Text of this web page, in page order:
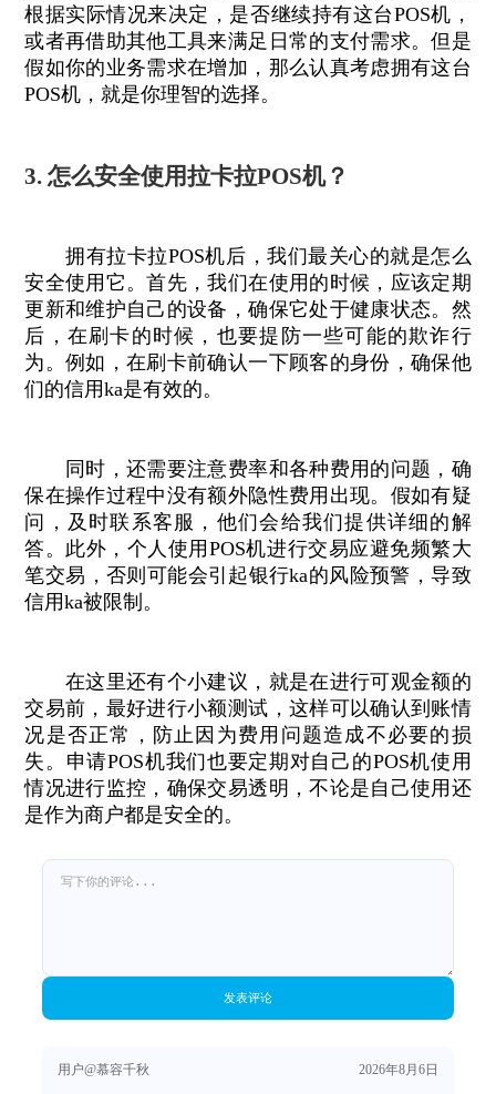
根据实际情况来决定，是否继续持有这台POS机，
或者再借助其他工具来满足日常的支付需求。但是
假如你的业务需求在增加，那么认真考虑拥有这台
POS机，就是你理智的选择。
3. 怎么安全使用拉卡拉POS机？
拥有拉卡拉POS机后，我们最关心的就是怎么
安全使用它。首先，我们在使用的时候，应该定期
更新和维护自己的设备，确保它处于健康状态。然
后，在刷卡的时候，也要提防一些可能的欺诈行
为。例如，在刷卡前确认一下顾客的身份，确保他
们的信用ka是有效的。
同时，还需要注意费率和各种费用的问题，确
保在操作过程中没有额外隐性费用出现。假如有疑
问，及时联系客服，他们会给我们提供详细的解
答。此外，个人使用POS机进行交易应避免频繁大
笔交易，否则可能会引起银行ka的风险预警，导致
信用ka被限制。
在这里还有个小建议，就是在进行可观金额的
交易前，最好进行小额测试，这样可以确认到账情
况是否正常，防止因为费用问题造成不必要的损
失。申请POS机我们也要定期对自己的POS机使用
情况进行监控，确保交易透明，不论是自己使用还
是作为商户都是安全的。
发表评论
用户@慕容千秋 2026年8月6日